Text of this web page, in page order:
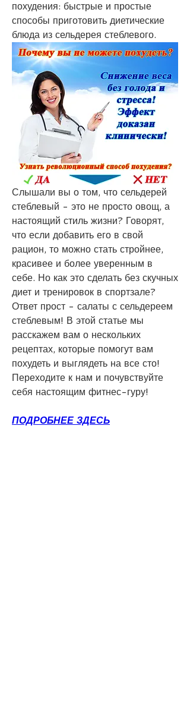
похудения: быстрые и простые
способы приготовить диетические
блюда из сельдерея стеблевого.
Слышали вы о том, что сельдерей
стеблевый - это не просто овощ, а
настоящий стиль жизни? Говорят,
что если добавить его в свой
рацион, то можно стать стройнее,
красивее и более уверенным в
себе. Но как это сделать без скучных
диет и тренировок в спортзале?
Ответ прост - салаты с сельдереем
стеблевым! В этой статье мы
расскажем вам о нескольких
рецептах, которые помогут вам
похудеть и выглядеть на все сто!
Переходите к нам и почувствуйте
себя настоящим фитнес-гуру!
ПОДРОБНЕЕ ЗДЕСЬ